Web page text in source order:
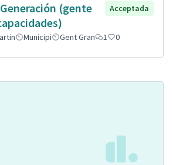
(gente
Acceptada
Municipi Gent Gran 1 0